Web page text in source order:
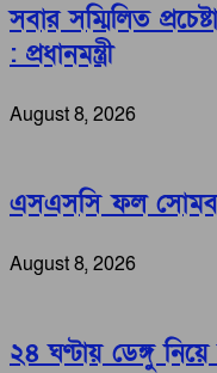
সবার সম্মিলিত
: প্রধানমন্ত্রী
August 8, 2026
এসএসসি ফল
August 8, 2026
২৪ ঘণ্টায় ডেঙ্গু